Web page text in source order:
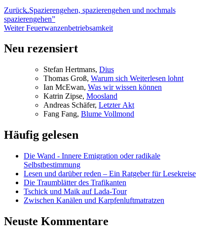
Beitragsnavigation
Zurück Vorheriger
Beitrag:
„Spazierengehen, spazierengehen und nochmals
spazierengehen”
Weiter Nächster
Feuerwanzenbetriebsamkeit
Neu rezensiert
Ste­fan Hertmans, Di­us
Tho­mas Groß, War­um sich Wei­ter­le­sen lohnt
Ian McE­wan, Was wir wis­sen können
Kat­rin Zip­se, Moos­land
An­dre­as Schä­fer, Letz­ter Akt
Fang Fang, Blu­me Vollmond
Häufig gelesen
Die Wand - Innere Emigration oder radikale
Selbstbestimmung
Lesen und darüber reden – Ein Ratgeber für Lesekreise
Die Traumblätter des Trafikanten
Tschick und Maik auf Lada-Tour
Zwischen Kanälen und Karpfenluftmatratzen
Neuste Kommentare